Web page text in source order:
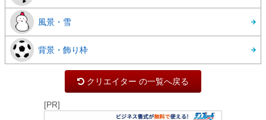
風景・雪
背景・飾り枠
クリエイター の一覧へ戻る
[PR]